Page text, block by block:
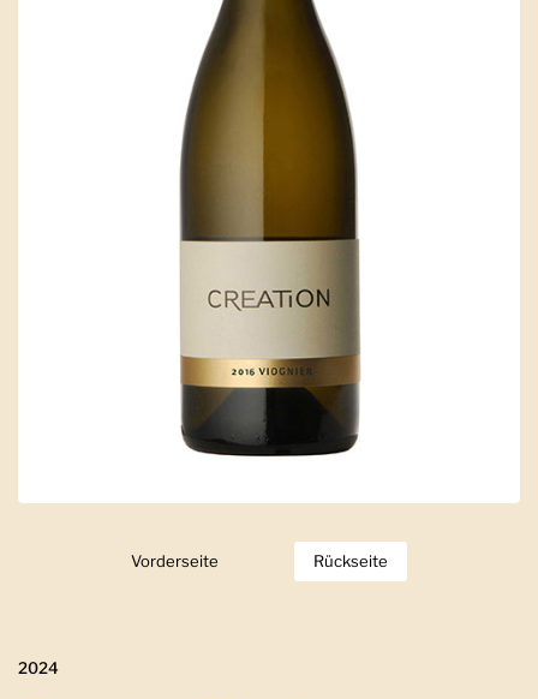
Zeige Folie 1
Vorderseite Zeige Folie 2
Rückseite
2024